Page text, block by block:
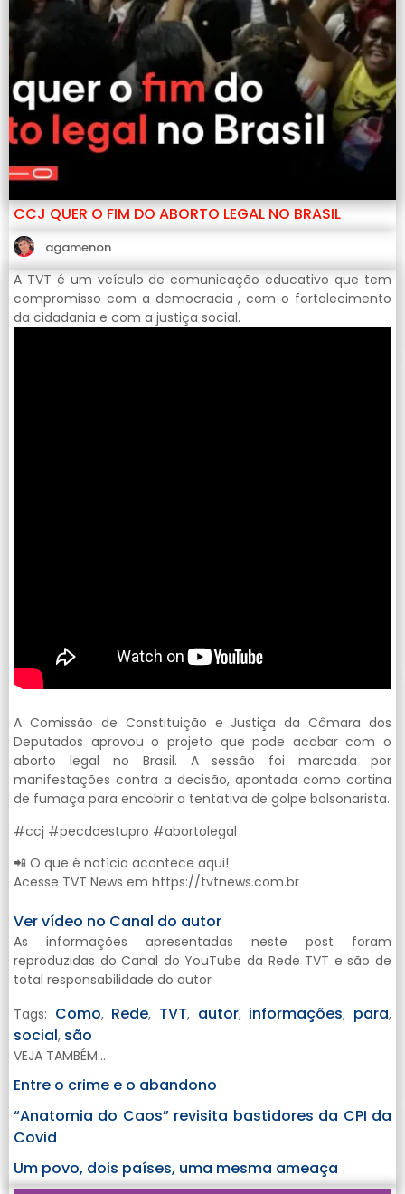
CCJ QUER O FIM DO ABORTO LEGAL NO BRASIL
agamenon
A TVT é um veículo de comunicação educativo que tem
compromisso com a democracia , com o fortalecimento
da cidadania e com a justiça social.
A Comissão de Constituição e Justiça da Câmara dos
Deputados aprovou o projeto que pode acabar com o
aborto legal no Brasil. A sessão foi marcada por
manifestações contra a decisão, apontada como cortina
de fumaça para encobrir a tentativa de golpe bolsonarista.
#ccj #pecdoestupro #abortolegal
📲 O que é notícia acontece aqui!
Acesse TVT News em https://tvtnews.com.br
Ver vídeo no Canal do autor
As informações apresentadas neste post foram
reproduzidas do Canal do YouTube da Rede TVT e são de
total responsabilidade do autor
Tags: Como, Rede, TVT, autor, informações, para,
social, são
VEJA TAMBÉM...
Entre o crime e o abandono
“Anatomia do Caos” revisita bastidores da CPI da
Covid
Um povo, dois países, uma mesma ameaça